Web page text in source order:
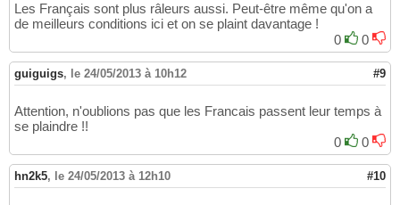
Les Français sont plus râleurs aussi. Peut-être même qu'on a
de meilleurs conditions ici et on se plaint davantage !
0
0
guiguigs, le 24/05/2013 à 10h12 #9
Attention, n'oublions pas que les Francais passent leur temps à
se plaindre !!
0
0
hn2k5, le 24/05/2013 à 12h10 #10